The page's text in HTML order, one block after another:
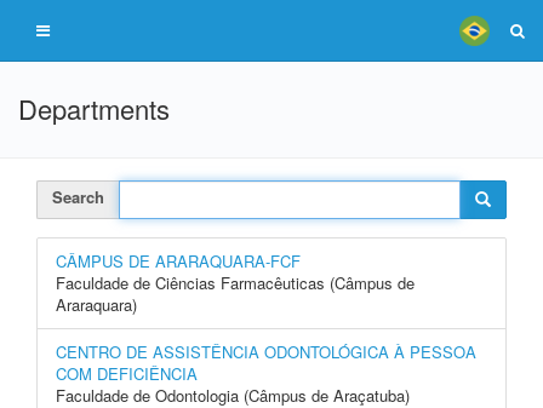
Departments
Search
CÂMPUS DE ARARAQUARA-FCF
Faculdade de Ciências Farmacêuticas (Câmpus de
Araraquara)
CENTRO DE ASSISTÊNCIA ODONTOLÓGICA À PESSOA
COM DEFICIÊNCIA
Faculdade de Odontologia (Câmpus de Araçatuba)